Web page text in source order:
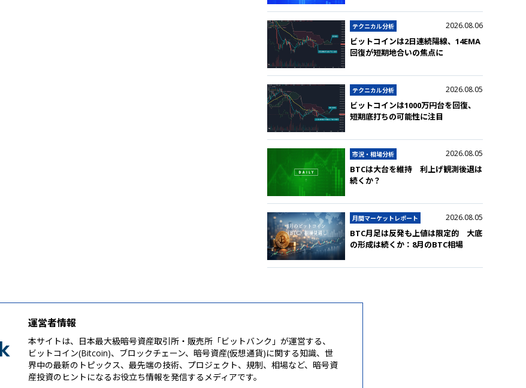
テクニカル分析 2026.08.06
ビットコインは2日連続陽線、14EMA
回復が短期地合いの焦点に
テクニカル分析 2026.08.05
ビットコインは1000万円台を回復、
短期底打ちの可能性に注目
市況・相場分析 2026.08.05
BTCは大台を維持 利上げ観測後退は
続くか？
月間マーケットレポート 2026.08.05
BTC月足は反発も上値は限定的 大底
の形成は続くか：8月のBTC相場
運営者情報
本サイトは、日本最大級暗号資産取引所・販売所「ビットバンク」が運営する、
ビットコイン(Bitcoin)、ブロックチェーン、暗号資産(仮想通貨)に関する知識、世
界中の最新のトピックス、最先端の技術、プロジェクト、規制、相場など、暗号資
産投資のヒントになるお役立ち情報を発信するメディアです。